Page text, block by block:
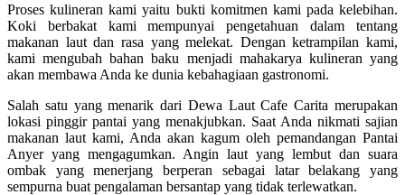
Proses kulineran kami yaitu bukti komitmen kami pada kelebihan.
Koki berbakat kami mempunyai pengetahuan dalam tentang
makanan laut dan rasa yang melekat. Dengan ketrampilan kami,
kami mengubah bahan baku menjadi mahakarya kulineran yang
akan membawa Anda ke dunia kebahagiaan gastronomi.
Salah satu yang menarik dari Dewa Laut Cafe Carita merupakan
lokasi pinggir pantai yang menakjubkan. Saat Anda nikmati sajian
makanan laut kami, Anda akan kagum oleh pemandangan Pantai
Anyer yang mengagumkan. Angin laut yang lembut dan suara
ombak yang menerjang berperan sebagai latar belakang yang
sempurna buat pengalaman bersantap yang tidak terlewatkan.